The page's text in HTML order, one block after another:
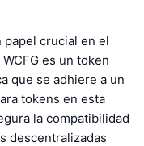
papel crucial en el
es un token
que se adhiere a un
tokens en esta
la compatibilidad
descentralizadas